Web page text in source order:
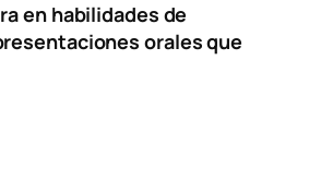
en habilidades de
orales que